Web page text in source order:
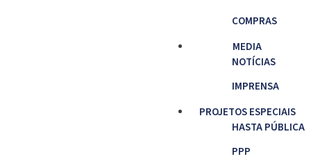
COMPRAS
MEDIA
NOTÍCIAS
IMPRENSA
PROJETOS ESPECIAIS
HASTA PÚBLICA
PPP